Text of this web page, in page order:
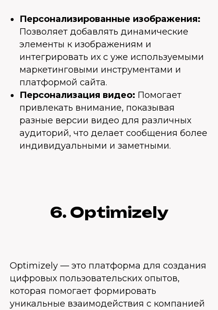
Персонализированные изображения:
Позволяет добавлять динамические
элементы к изображениям и
интегрировать их с уже используемыми
маркетинговыми инструментами и
платформой сайта.
Персонализация видео: Помогает
привлекать внимание, показывая
разные версии видео для различных
аудиторий, что делает сообщения более
индивидуальными и заметными.
6. Optimizely
Optimizely — это платформа для создания
цифровых пользовательских опытов,
которая помогает формировать
уникальные взаимодействия с компанией